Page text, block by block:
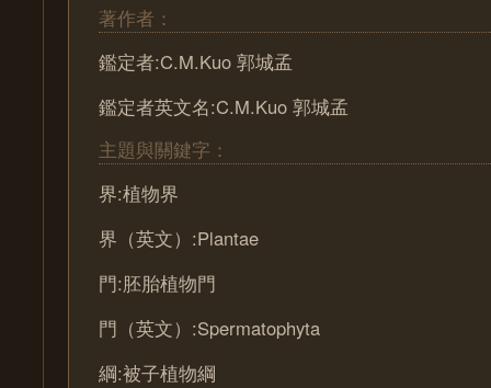
著作者：
鑑定者:C.M.Kuo 郭城孟
鑑定者英文名:C.M.Kuo 郭城孟
主題與關鍵字：
界:植物界
界（英文）:Plantae
門:胚胎植物門
門（英文）:Spermatophyta
綱:被子植物綱